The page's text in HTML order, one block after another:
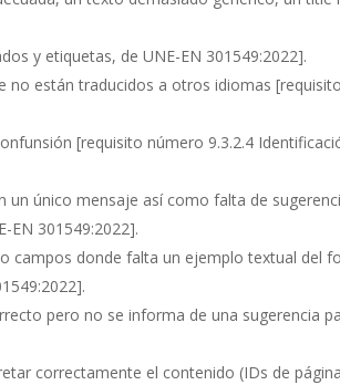
y etiquetas, de UNE-EN 301549:2022].
no están traducidos a otros idiomas
[requisito número 9.3.2.4
único mensaje así como falta de
EN 301549:2022].
campos donde falta un ejemplo textual del
.
pero no se informa de una sugerencia
correctamente el contenido (IDs de